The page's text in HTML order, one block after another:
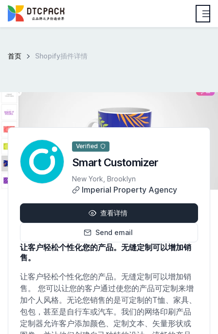
首页 Shopify插件详情
Verified
Smart Customizer
New York, Brooklyn
Imperial Property Agency
查看详情
Send email
让客户轻松个性化您的产品。无缝定制可以增加销
售。
让客户轻松个性化您的产品。无缝定制可以增加销
售。 您可以让您的客户通过使您的产品可定制来增
加个人风格。无论您销售的是可定制的T恤、家具、
包包，甚至是自行车或汽车。我们的网络印刷产品
定制器允许客户添加颜色、定制文本、矢量形状或